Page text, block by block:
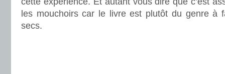
les mouchoirs car le livre est plutôt du genre à
secs.